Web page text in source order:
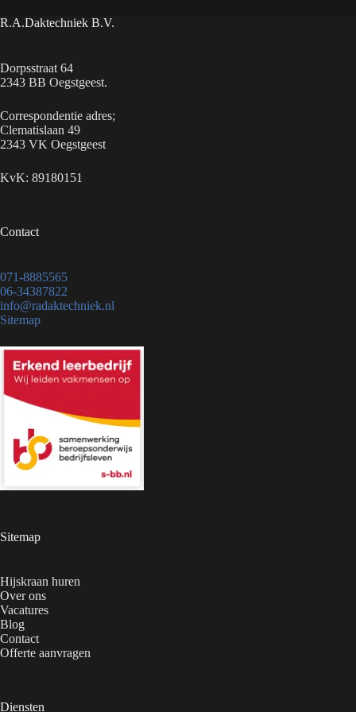
R.A.Daktechniek B.V.
Dorpsstraat 64
2343 BB Oegstgeest.
Correspondentie adres;
Clematislaan 49
2343 VK Oegstgeest
KvK: 89180151
Contact
071-8885565
06-34387822
info@radaktechniek.nl
Sitemap
Sitemap
Hijskraan huren
Over ons
Vacatures
Blog
Contact
Offerte aanvragen
Diensten